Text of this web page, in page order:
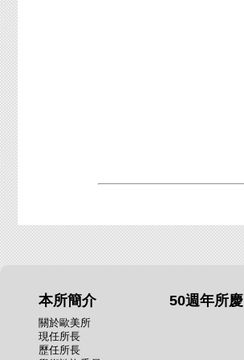
本所簡介
關於歐美所
現任所長
歷任所長
50週年所慶